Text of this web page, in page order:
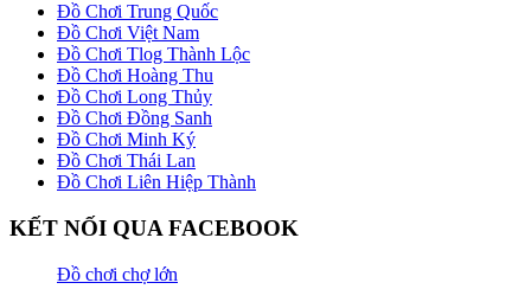
Đồ Chơi Trung Quốc
Đồ Chơi Việt Nam
Đồ Chơi Tlog Thành Lộc
Đồ Chơi Hoàng Thu
Đồ Chơi Long Thủy
Đồ Chơi Đồng Sanh
Đồ Chơi Minh Ký
Đồ Chơi Thái Lan
Đồ Chơi Liên Hiệp Thành
KẾT NỐI QUA FACEBOOK
Đồ chơi chợ lớn